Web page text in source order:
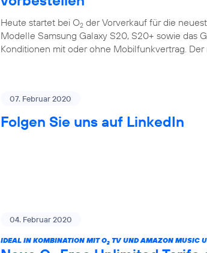
Heute startet bei O2 der Vorverkauf für die
Modelle Samsung Galaxy S20, S20+ sowie das
Konditionen mit oder ohne Mobilfunkvertrag.
07. Februar 2020
Folgen Sie uns auf LinkedIn
04. Februar 2020
IDEAL IN KOMBINATION MIT O2 TV UND AMAZON MUSIC